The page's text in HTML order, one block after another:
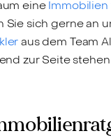
eineImmobilien
Sie sich gerne an
aus dem Team
zur Seite stehen